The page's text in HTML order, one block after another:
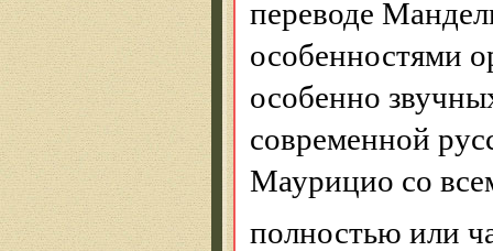
переводе
особенностями
особенно
современной
Маурицио со
полностью или